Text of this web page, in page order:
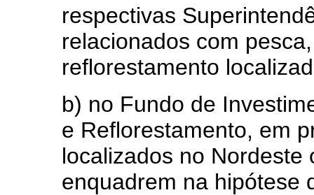
respectivas
relacionados com
reflorestamento
b) no Fundo de
e Reflorestamento, em
localizados no Nordeste
enquadrem na hipótese